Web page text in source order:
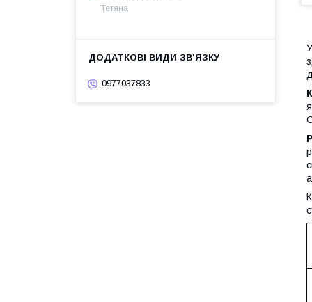
Тетяна
0977037833